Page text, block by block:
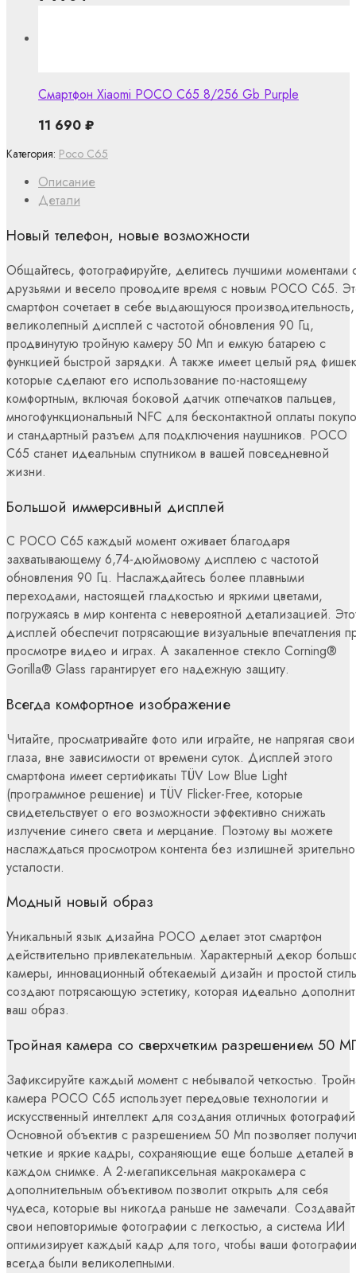
Описание
Детали
Новый телефон, новые возможности
Общайтесь, фотографируйте, делитесь лучшими моментами
друзьями и весело проводите время с новым POCO C65.
смартфон сочетает в себе выдающуюся производительность,
великолепный дисплей с частотой обновления 90 Гц,
продвинутую тройную камеру 50 Мп и емкую батарею с
функцией быстрой зарядки. А также имеет целый ряд
которые сделают его использование по-настоящему
комфортным, включая боковой датчик отпечатков пальцев,
многофункциональный NFC для бесконтактной оплаты
и стандартный разъем для подключения наушников. POCO
C65 станет идеальным спутником в вашей повседневной
жизни.
Большой иммерсивный дисплей
С POCO C65 каждый момент оживает благодаря
захватывающему 6,74-дюймовому дисплею с частотой
обновления 90 Гц. Наслаждайтесь более плавными
переходами, настоящей гладкостью и яркими цветами,
погружаясь в мир контента с невероятной детализацией.
дисплей обеспечит потрясающие визуальные впечатления
просмотре видео и играх. А закаленное стекло Corning®
Gorilla® Glass гарантирует его надежную защиту.
Всегда комфортное изображение
Читайте, просматривайте фото или играйте, не напрягая свои
глаза, вне зависимости от времени суток. Дисплей этого
смартфона имеет сертификаты TÜV Low Blue Light
(программное решение) и TÜV Flicker-Free, которые
свидетельствует о его возможности эффективно снижать
излучение синего света и мерцание. Поэтому вы можете
наслаждаться просмотром контента без излишней
усталости.
Модный новый образ
Уникальный язык дизайна POCO делает этот смартфон
действительно привлекательным. Характерный декор
камеры, инновационный обтекаемый дизайн и простой стиль
создают потрясающую эстетику, которая идеально дополнит
ваш образ.
Тройная камера со сверхчетким разрешением 50
Зафиксируйте каждый момент с небывалой четкостью.
камера POCO C65 использует передовые технологии и
искусственный интеллект для создания отличных
Основной объектив с разрешением 50 Мп позволяет
четкие и яркие кадры, сохраняющие еще больше деталей в
каждом снимке. А 2-мегапиксельная макрокамера с
дополнительным объективом позволит открыть для себя
чудеса, которые вы никогда раньше не замечали.
свои неповторимые фотографии с легкостью, а система ИИ
оптимизирует каждый кадр для того, чтобы ваши фотографии
всегда были великолепными.
Категория: Poco C65
Смартфон Xiaomi POCO C65 8/256 Gb Purple
11 690 ₽